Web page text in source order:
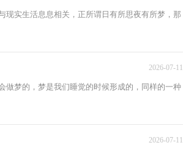
现实生活息息相关，正所谓日有所思夜有所梦，那
2026-07-11
做梦的，梦是我们睡觉的时候形成的，同样的一种
2026-07-11